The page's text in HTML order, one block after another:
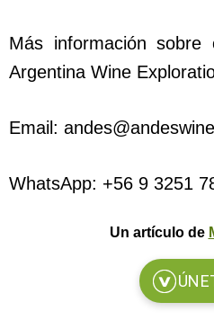
Más información sobre
Argentina Wine
Email:
WhatsApp: +56 9 3251
Un artículo de